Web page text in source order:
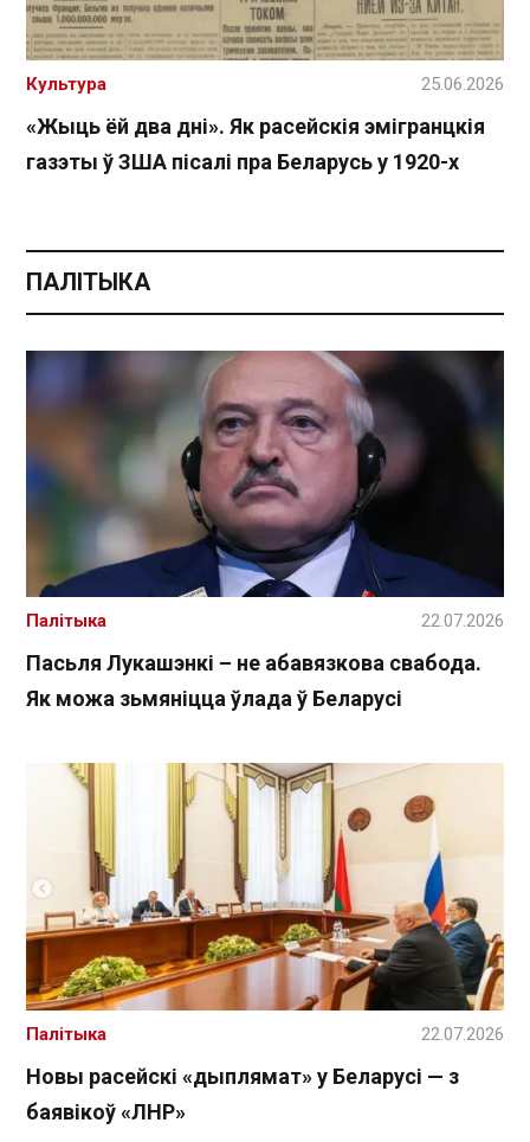
«Жыць ёй два дні». Як расейскія эмігранцкія
газэты ў ЗША пісалі пра Беларусь у 1920-х
Культура 25.06.2026
ПАЛІТЫКА
Пасьля Лукашэнкі – не абавязкова свабода.
Як можа зьмяніцца ўлада ў Беларусі
Палітыка 22.07.2026
Новы расейскі «дыплямат» у Беларусі — з
баявікоў «ЛНР»
Палітыка 22.07.2026